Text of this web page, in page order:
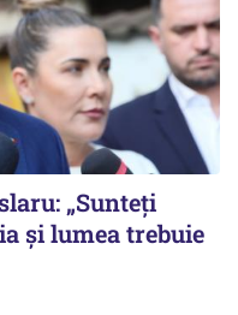
„Sunteți
și lumea trebuie